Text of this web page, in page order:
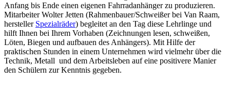
Anfang bis Ende einen eigenen Fahrradanhänger zu produzieren.
Mitarbeiter Wolter Jetten (Rahmenbauer/Schweißer bei Van Raam,
hersteller Spezialräder) begleitet an den Tag diese Lehrlinge und
hilft Ihnen bei Ihrem Vorhaben (Zeichnungen lesen, schweißen,
Löten, Biegen und aufbauen des Anhängers). Mit Hilfe der
praktischen Stunden in einem Unternehmen wird vielmehr über die
Technik, Metall und dem Arbeitsleben auf eine positivere Manier
den Schülern zur Kenntnis gegeben.